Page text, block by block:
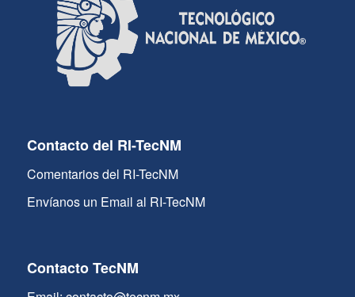
Contacto del RI-TecNM
Comentarios del RI-TecNM
Envíanos un Email al RI-TecNM
Contacto TecNM